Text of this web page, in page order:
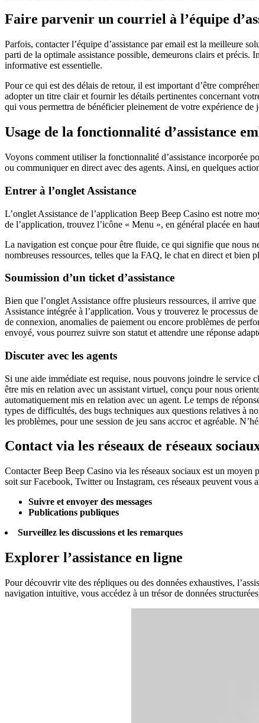
Faire parvenir un courriel à l’équipe
Parfois, contacter l’équipe d’assistance par email est la meilleure
parti de la optimale assistance possible, demeurons clairs et
informative est essentielle.
Pour ce qui est des délais de retour, il est important d’être
adopter un titre clair et fournir les détails pertinentes concernant
qui vous permettra de bénéficier pleinement de votre expérience de
Usage de la fonctionnalité d’assistance
Voyons comment utiliser la fonctionnalité d’assistance incorporée
ou communiquer en direct avec des agents. Ainsi, en quelques
Entrer à l’onglet Assistance
L’onglet Assistance de l’application Beep Beep Casino est notre
de l’application, trouvez l’icône « Menu », en général placée en
La navigation est conçue pour être fluide, ce qui signifie que nous
nombreuses ressources, telles que la FAQ, le chat en direct et bien
Soumission d’un ticket d’assistance
Bien que l’onglet Assistance offre plusieurs ressources, il arrive
Assistance intégrée à l’application. Vous y trouverez le processus
de connexion, anomalies de paiement ou encore problèmes de
envoyé, vous pourrez suivre son statut et attendre une réponse
Discuter avec les agents
Si une aide immédiate est requise, nous pouvons joindre le service
être mis en relation avec un assistant virtuel, conçu pour nous
automatiquement mis en relation avec un agent. Le temps de
types de difficultés, des bugs techniques aux questions relatives à
les problèmes, pour une session de jeu sans accroc et agréable.
Contact via les réseaux de réseaux
Contacter Beep Beep Casino via les réseaux sociaux est un moyen
soit sur Facebook, Twitter ou Instagram, ces réseaux peuvent
Suivre et envoyer des messages
Publications publiques
Surveillez les discussions et les remarques
Explorer l’assistance en ligne
Pour découvrir vite des répliques ou des données exhaustives,
navigation intuitive, vous accédez à un trésor de données